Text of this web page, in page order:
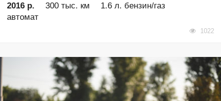
2016 р.
300 тыс. км
1.6 л. бензин/газ
автомат
1022